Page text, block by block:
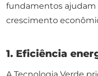
fundamentos ajudam
crescimento
1. Eficiência